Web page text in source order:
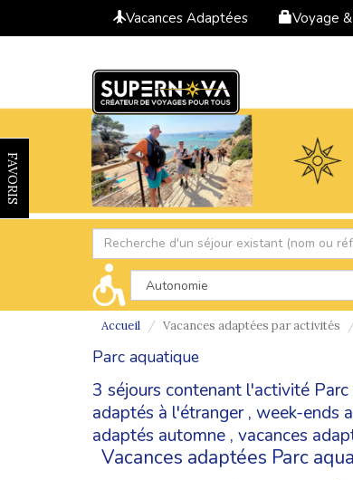
Vacances Adaptées Voyage
FAVORIS
Accueil Vacances adaptées par activités
Parc aquatique
3 séjours contenant l'activité
adaptés à l'étranger, week-ends
adaptés automne , vacances
Vacances adaptées Parc